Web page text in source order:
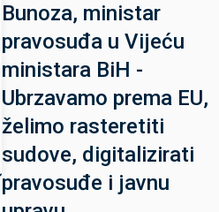
Bunoza, ministar
pravosuđa u Vijeću
ministara BiH -
Ubrzavamo prema EU,
želimo rasteretiti
sudove, digitalizirati
pravosuđe i javnu